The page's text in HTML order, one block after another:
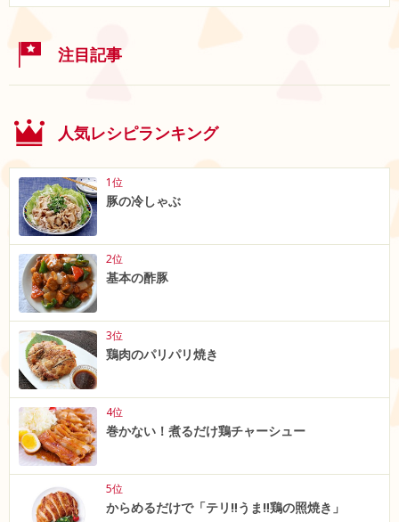
注目記事
人気レシピランキング
1位
豚の冷しゃぶ
2位
基本の酢豚
3位
鶏肉のパリパリ焼き
4位
巻かない！煮るだけ鶏チャーシュー
5位
からめるだけで「テリ‼うま‼鶏の照焼き」